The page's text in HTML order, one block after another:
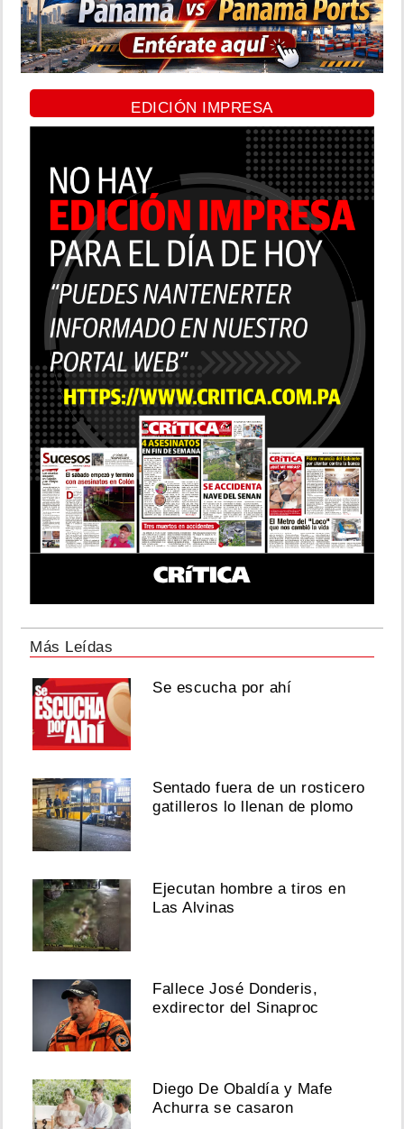
EDICIÓN IMPRESA
Más Leídas
Se escucha por ahí
Sentado fuera de un rosticero
gatilleros lo llenan de plomo
Ejecutan hombre a tiros en
Las Alvinas
Fallece José Donderis,
exdirector del Sinaproc
Diego De Obaldía y Mafe
Achurra se casaron